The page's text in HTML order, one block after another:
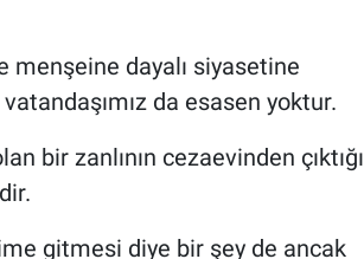
menşeine dayalı siyasetine
da esasen yoktur.
bir zanlının cezaevinden çıktığı
gitmesi diye bir şey de ancak